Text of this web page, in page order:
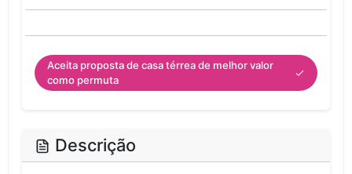
Aceita proposta de casa térrea de melhor valor
como permuta
Descrição